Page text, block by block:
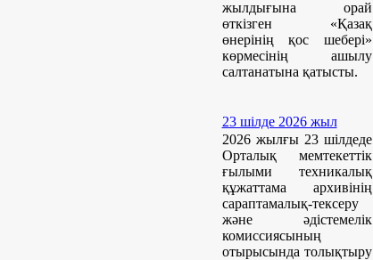
жылдығына орай
өткізген «Қазақ
өнерінің қос шебері»
көрмесінің ашылу
салтанатына қатысты.
23 шілде 2026 жыл
2026 жылғы 23 шілдеде
Орталық мемтекеттік
ғылыми техникалық
құжаттама архивінің
сараптамалық-тексеру
және әдістемелік
комиссиясының
отырысында толықтыру